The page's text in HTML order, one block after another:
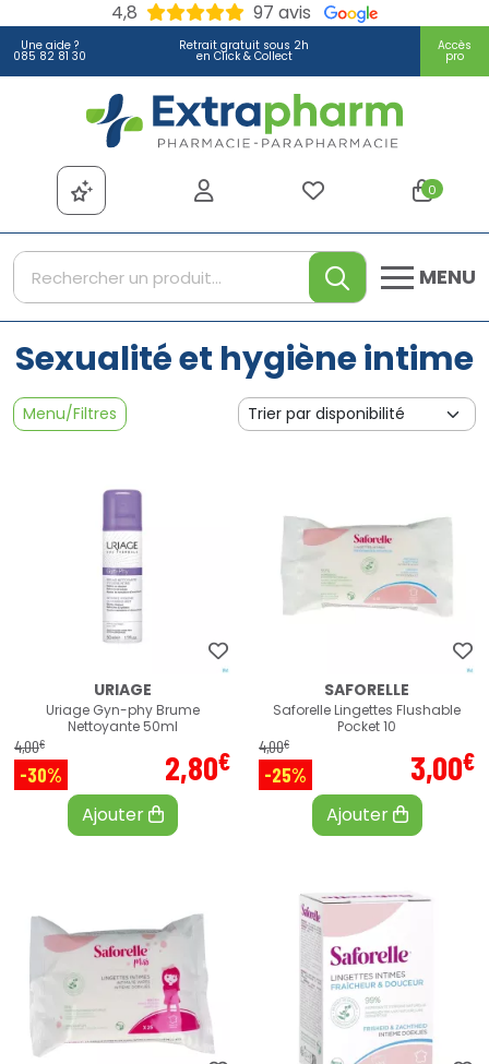
4,8 97 avis
Une aide ?
085 82 81 30
Retrait gratuit sous 2h
en Click & Collect
Accès
pro
Extrapharm Votre
0
MENU
Sexualité et hygiène intime
Menu/Filtres
URIAGE
Uriage Gyn-phy Brume
Nettoyante 50ml
4,00€
-30% 2,80€
Ajouter
SAFORELLE
Saforelle Lingettes Flushable
Pocket 10
4,00€
-25% 3,00€
Ajouter